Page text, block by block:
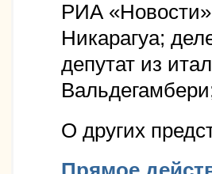
РИА «Новости»
Никарагуа;
депутат из
О других